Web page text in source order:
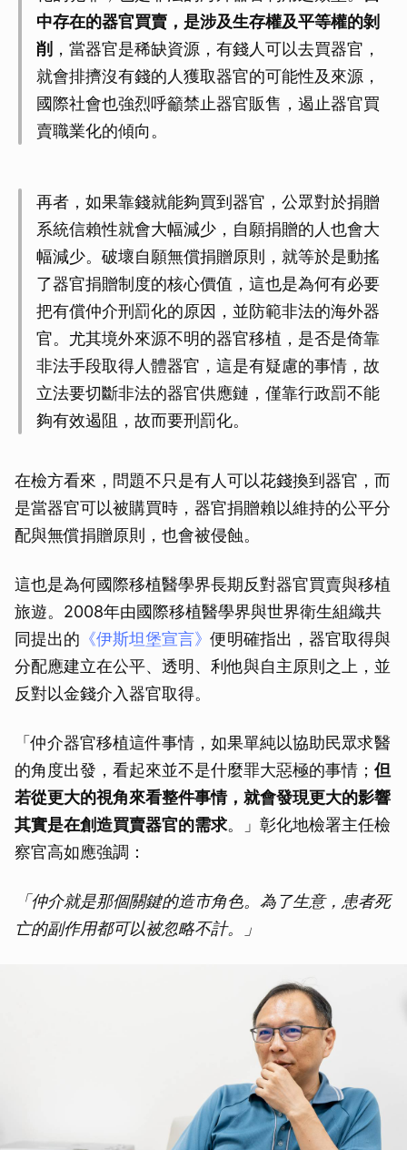
中存在的器官買賣，是涉及生存權及平等權的剝
削 ，當器官是稀缺資源，有錢人可以去買器官，
就會排擠沒有錢的人獲取器官的可能性及來源，
國際社會也強烈呼籲禁止器官販售，遏止器官買
賣職業化的傾向。
再者，如果靠錢就能夠買到器官，公眾對於捐贈
系統信賴性就會大幅減少，自願捐贈的人也會大
幅減少。破壞自願無償捐贈原則，就等於是動搖
了器官捐贈制度的核心價值，這也是為何有必要
把有償仲介刑罰化的原因，並防範非法的海外器
官。尤其境外來源不明的器官移植，是否是倚靠
非法手段取得人體器官，這是有疑慮的事情，故
立法要切斷非法的器官供應鏈，僅靠行政罰不能
夠有效遏阻，故而要刑罰化。
在檢方看來，問題不只是有人可以花錢換到器官，而
是當器官可以被購買時，器官捐贈賴以維持的公平分
配與無償捐贈原則，也會被侵蝕。
這也是為何國際移植醫學界長期反對器官買賣與移植
旅遊。2008年由國際移植醫學界與世界衛生組織共
同提出的 《伊斯坦堡宣言》便明確指出，器官取得與
分配應建立在公平、透明、利他與自主原則之上，並
反對以金錢介入器官取得。
「仲介器官移植這件事情，如果單純以協助民眾求醫
的角度出發，看起來並不是什麼罪大惡極的事情； 但
若從更大的視角來看整件事情，就會發現更大的影響
其實是在創造買賣器官的需求。」彰化地檢署主任檢
察官高如應強調：
「仲介就是那個關鍵的造市角色。為了生意，患者死
亡的副作用都可以被忽略不計。」